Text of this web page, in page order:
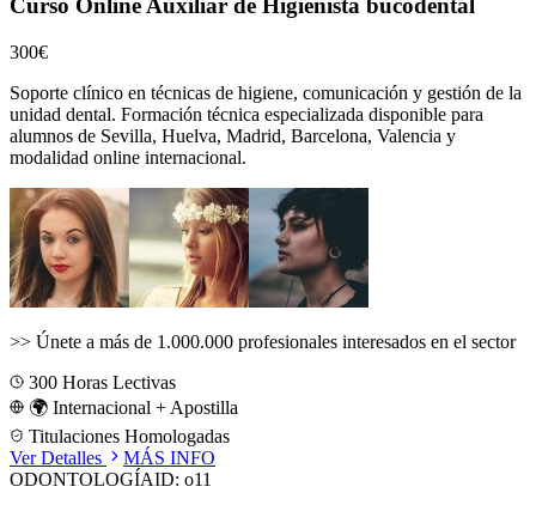
Curso Online Auxiliar de Higienista bucodental
300€
Soporte clínico en técnicas de higiene, comunicación y gestión de la
unidad dental. Formación técnica especializada disponible para
alumnos de Sevilla, Huelva, Madrid, Barcelona, Valencia y
modalidad online internacional.
>> Únete a más de 1.000.000 profesionales interesados en el sector
300 Horas Lectivas
🌍 Internacional + Apostilla
Titulaciones Homologadas
Ver Detalles
MÁS INFO
ODONTOLOGÍAID: o11